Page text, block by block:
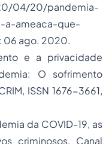
04/20/pandemia-
a-ameaca-que-
06 ago. 2020.
e a privacidade
O sofrimento
ISSN 1676-3661,
da COVID-19, as
criminosos. Canal